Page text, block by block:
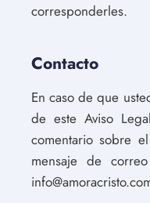
corresponderles.
Contacto
En caso de que
de este Aviso
comentario sobre
mensaje de